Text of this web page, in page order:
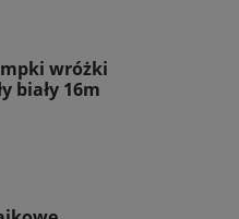
wróżki
biały 16m